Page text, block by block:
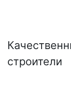
строители